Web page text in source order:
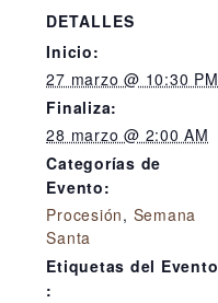
DETALLES
Inicio:
27 marzo @ 10:30 PM
Finaliza:
28 marzo @ 2:00 AM
Categorías de
Evento:
Procesión, Semana
Santa
Etiquetas del Evento
: